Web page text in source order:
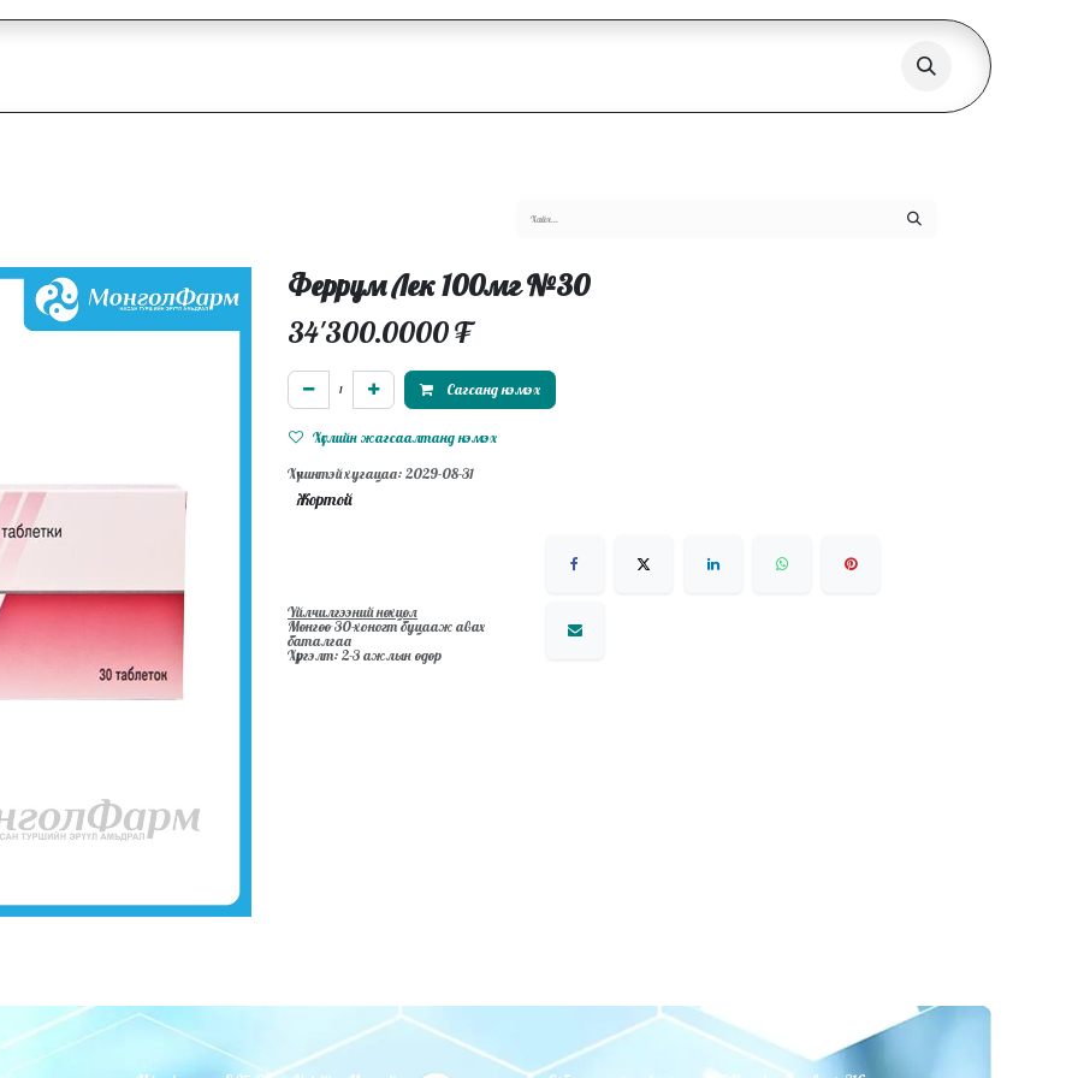
Феррум Лек 100мг №30
34'300.0000₮
Сагсанд нэмэх
Хүслийн жагсаалтанд нэмэх
Хүчинтэй хугацаа: 2029-08-31
Жортой
Үйлчилгээний нөхцөл
Мөнгөө 30-хоногт буцааж авах
баталгаа
Хүргэлт: 2-3 ажлын өдөр